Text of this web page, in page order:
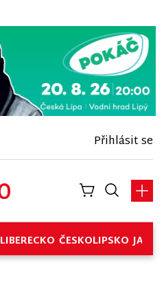
Přihlásit se
LIBERECKO ČESKOLIPSKO